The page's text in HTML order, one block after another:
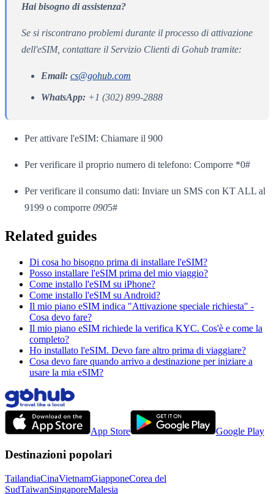
Hai bisogno di assistenza?
Se si riscontrano problemi durante il processo di attivazione
dell'eSIM, contattare il Servizio Clienti di Gohub tramite:
Email: cs@gohub.com
WhatsApp: +1 (302) 899-2888
Per attivare l'eSIM: Chiamare il 900
Per verificare il proprio numero di telefono: Comporre *0#
Per verificare il consumo dati: Inviare un SMS con KT ALL al
9199 o comporre 0905#
Related guides
Di cosa ho bisogno prima di installare l'eSIM?
Posso installare l'eSIM prima del mio viaggio?
Come installo l'eSIM su iPhone?
Come installo l'eSIM su Android?
Il mio piano eSIM indica "Attivazione speciale richiesta" -
Cosa devo fare?
Il mio piano eSIM richiede la verifica KYC. Cos'è e come la
completo?
Ho installato l'eSIM. Devo fare altro prima di viaggiare?
Cosa devo fare quando arrivo a destinazione per iniziare a
usare la mia eSIM?
App Store Google Play
Destinazioni popolari
TailandiaCinaVietnamGiapponeCorea del
SudTaiwanSingaporeMalesia